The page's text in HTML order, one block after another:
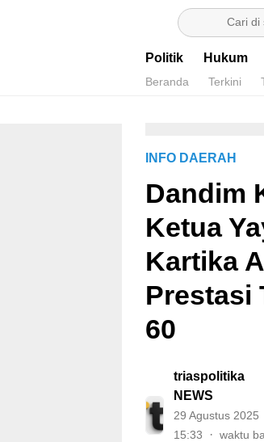
Berita Terkini &
Politik Hukum
Beranda Terkini
INFO DAERAH
Dandim
Ketua
Kartika
Prestasi
60
triaspolitika
NEWS
29 Agustus 2025
15:33
waktu